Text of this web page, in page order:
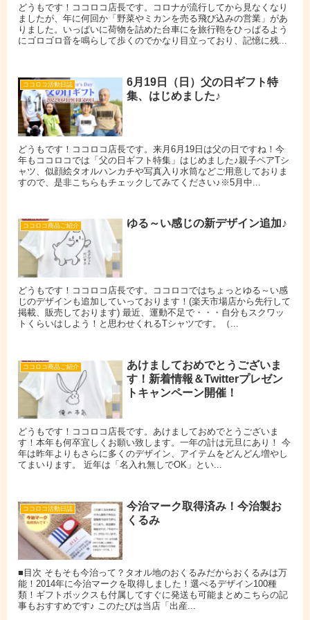
どうもです！ココロコ店長です。コロナが流行してから見なくなり
ましたが、年に何回か「野菜やミカンを売る飛び込みの営業」があ
りました。いっぱいに荷物を詰めた台車にを旅行鞄をひっぱるよう
にゴロゴロ音を鳴らして歩くのでかなり目立っており、記憶に残...
ココロコ活動日誌
6月19日（日）父の日ギフト特
集、はじめました♪
どうもです！ココロコ店長です。来月6月19日は父の日ですね！今
年もココロコでは「父の日ギフト特集」はじめました♪親子ペアTシ
ャツ、似顔絵タオルハンカチや写真入り水筒などご用意しておりま
すので、是非こちらもチェックしてみてください♪※5月中...
ココロコ商品ご紹介 ゆる～い感じの新デザイン追加♪
どうもです！ココロコ店長です。ココロコではちょっとゆる～い感
じのデザインも追加していっております！(楽天市場店から先行して
掲載、販売しております) 最近、運動不足で・・・自分もスクワッ
トくらいはしよう！と思わせくれるTシャツです。（...
ココロコ商品ご紹介
あけましておめでとうございま
す！新着情報＆Twitterプレゼン
トキャンペーン開催！
どうもです！ココロコ店長です。あけましておめでとうございま
す！本年も何卒宜しくお願い致します。一年の計は元旦にあり！ 今
年は昨年よりもさらに多くのデザイン、アイテムをどんどん増やし
てまいります。 近年は「名入れ無しでOK」とい...
ココロコ活動日誌
今治マーク取得済み！今治製お
くるみ
■目次 そもそも今治って？タオル地のおくるみだからおくるみは万
能！2014年に今治マークを取得しました！選べるデザイン100種
類！ギフトボックスも付属してすぐに発送も可能まとめこちらの記
事もおすすめです♪ このたびは当店「出産...